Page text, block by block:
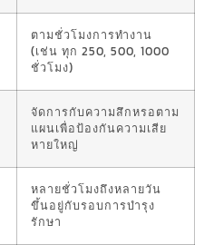
ตามชั่วโมงการทำงาน
(เช่น ทุก 250, 500, 1000
ชั่วโมง)
จัดการกับความสึกหรอตาม
แผนเพื่อป้องกันความเสีย
หายใหญ่
หลายชั่วโมงถึงหลายวัน
ขึ้นอยู่กับรอบการบำรุง
รักษา